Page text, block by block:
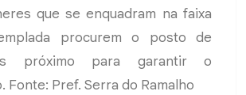
que se enquadram na faixa
procurem o posto de
próximo para garantir o
Fonte: Pref. Serra do Ramalho